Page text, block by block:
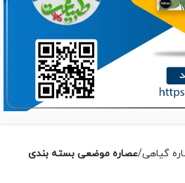
گیاهی عصاره موضعی بسته بندی